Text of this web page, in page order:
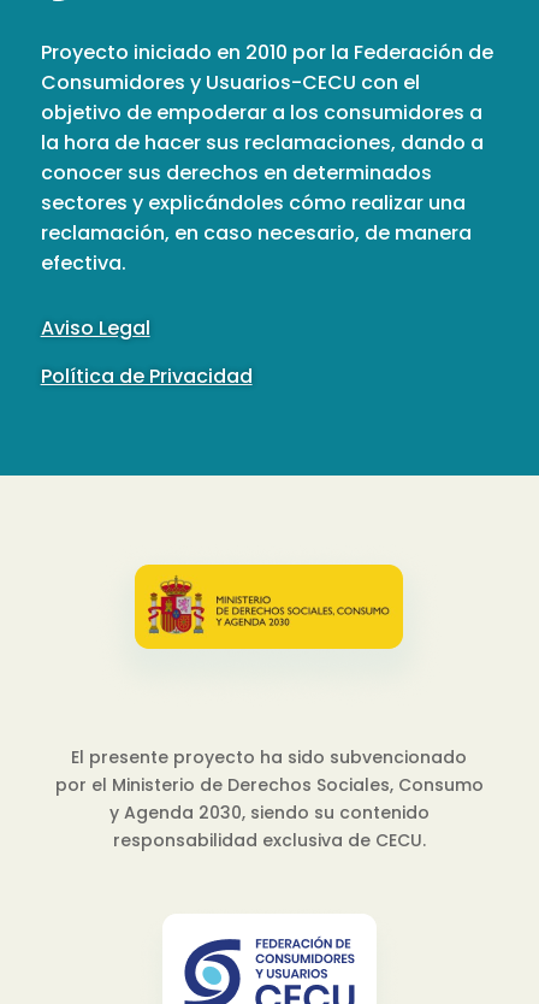
Proyecto iniciado en 2010 por la Federación de
Consumidores y Usuarios-CECU con el
objetivo de empoderar a los consumidores a
la hora de hacer sus reclamaciones, dando a
conocer sus derechos en determinados
sectores y explicándoles cómo realizar una
reclamación, en caso necesario, de manera
efectiva.
Aviso Legal
Política de Privacidad
El presente proyecto ha sido subvencionado
por el Ministerio de Derechos Sociales, Consumo
y Agenda 2030, siendo su contenido
responsabilidad exclusiva de CECU.